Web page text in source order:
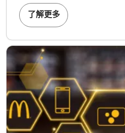
了解更多